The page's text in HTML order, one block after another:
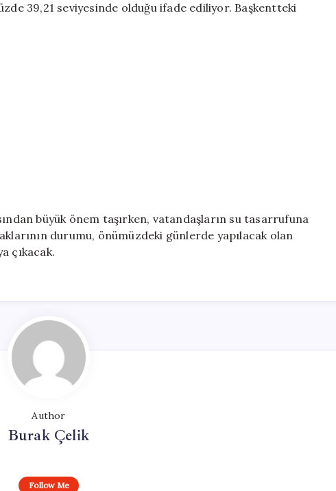
39,21 seviyesinde olduğu ifade ediliyor. Başkentteki
büyük önem taşırken, vatandaşların su tasarrufuna
durumu, önümüzdeki günlerde yapılacak olan
çıkacak.
Author
Burak Çelik
Follow Me